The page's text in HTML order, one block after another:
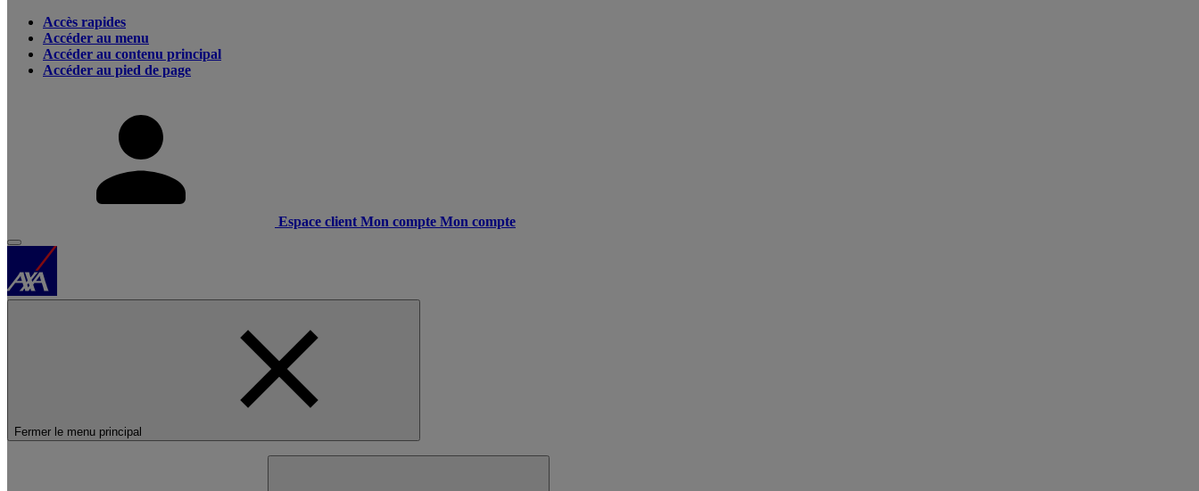
Accès rapides
Accéder au menu
Accéder au contenu principal
Accéder au pied de page
Espace client Mon compte Mon compte
Fermer le menu principal